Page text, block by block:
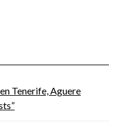
Tenerife, Aguere